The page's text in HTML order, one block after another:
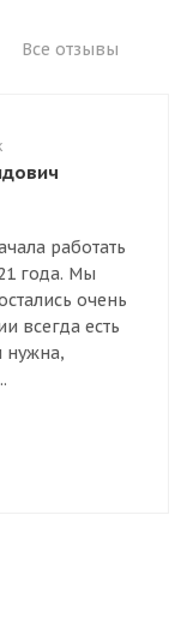
Все отзывы
работать
года. Мы
очень
всегда есть
нужна,